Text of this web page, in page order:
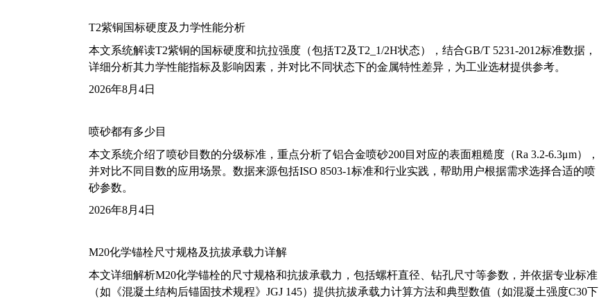
T2紫铜国标硬度及力学性能分析
本文系统解读T2紫铜的国标硬度和抗拉强度（包括T2及T2_1/2H状态），结合GB/T 5231-2012标准数据，
详细分析其力学性能指标及影响因素，并对比不同状态下的金属特性差异，为工业选材提供参考。
2026年8月4日
喷砂都有多少目
本文系统介绍了喷砂目数的分级标准，重点分析了铝合金喷砂200目对应的表面粗糙度（Ra 3.2-6.3μm），
并对比不同目数的应用场景。数据来源包括ISO 8503-1标准和行业实践，帮助用户根据需求选择合适的喷
砂参数。
2026年8月4日
M20化学锚栓尺寸规格及抗拔承载力详解
本文详细解析M20化学锚栓的尺寸规格和抗拔承载力，包括螺杆直径、钻孔尺寸等参数，并依据专业标准
（如《混凝土结构后锚固技术规程》JGJ 145）提供抗拔承载力计算方法和典型数值（如混凝土强度C30下